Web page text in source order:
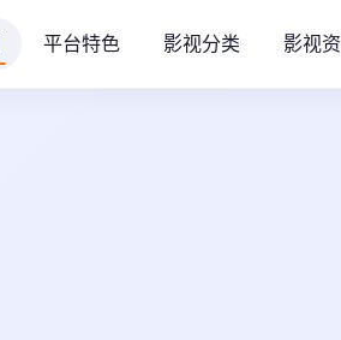
平台特色 影视分类 影视